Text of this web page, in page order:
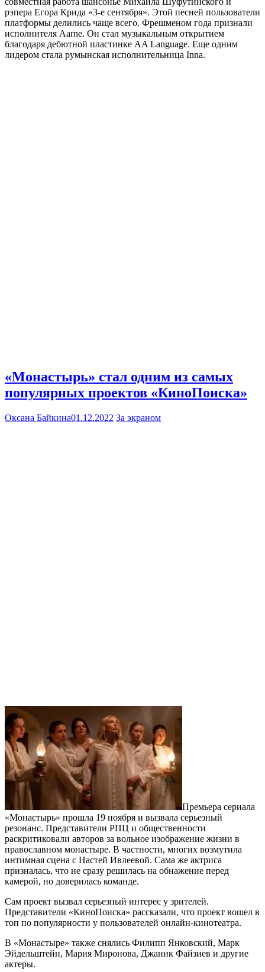
рэпера Егора Крида «3-е сентября». Этой песней пользователи
платформы делились чаще всего. Фрешменом года признали
исполнителя Aarne. Он стал музыкальным открытием
благодаря дебютной пластинке AA Language. Еще одним
лидером стала румынская исполнительница Inna.
«Монастырь» стал одним из самых
популярных проектов «КиноПоиска»
Оксана Байкина01.12.2022 За экраном
Премьера сериала
«Монастырь» прошла 19 ноября и вызвала серьезный
резонанс. Представители РПЦ и общественности
раскритиковали авторов за вольное изображение жизни в
православном монастыре. В частности, многих возмутила
интимная сцена с Настей Ивлеевой. Сама же актриса
призналась, что не сразу решилась на обнажение перед
камерой, но доверилась команде.
Сам проект вызвал серьезный интерес у зрителей.
Представители «КиноПоиска» рассказали, что проект вошел в
топ по популярности у пользователей онлайн-кинотеатра.
В «Монастыре» также снялись Филипп Янковский, Марк
Эйдельштейн, Мария Миронова, Джаник Файзиев и другие
актеры.